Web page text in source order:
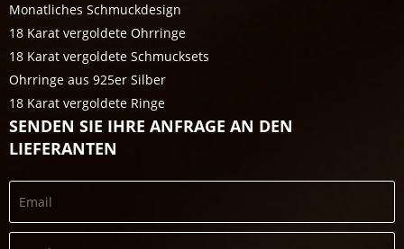
Monatliches Schmuckdesign
18 Karat vergoldete Ohrringe
18 Karat vergoldete Schmucksets
Ohrringe aus 925er Silber
18 Karat vergoldete Ringe
SENDEN SIE IHRE ANFRAGE AN DEN
LIEFERANTEN